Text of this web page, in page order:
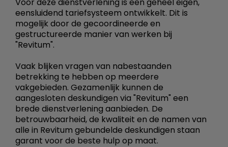
eensluidend tariefsysteem ontwikkelt. Dit is
mogelijk door de gecoordineerde en
gestructureerde manier van werken bij
"Revitum".
Vaak blijken vragen van nabestaanden
betrekking te hebben op meerdere
vakgebieden. Gezamenlijk kunnen de
aangesloten deskundigen via "Revitum" een
brede dienstverlening aanbieden. De
betrouwbaarheid, de kwaliteit en de namen van
alle in Revitum gebundelde deskundigen staan
garant voor de beste hulp op maat.